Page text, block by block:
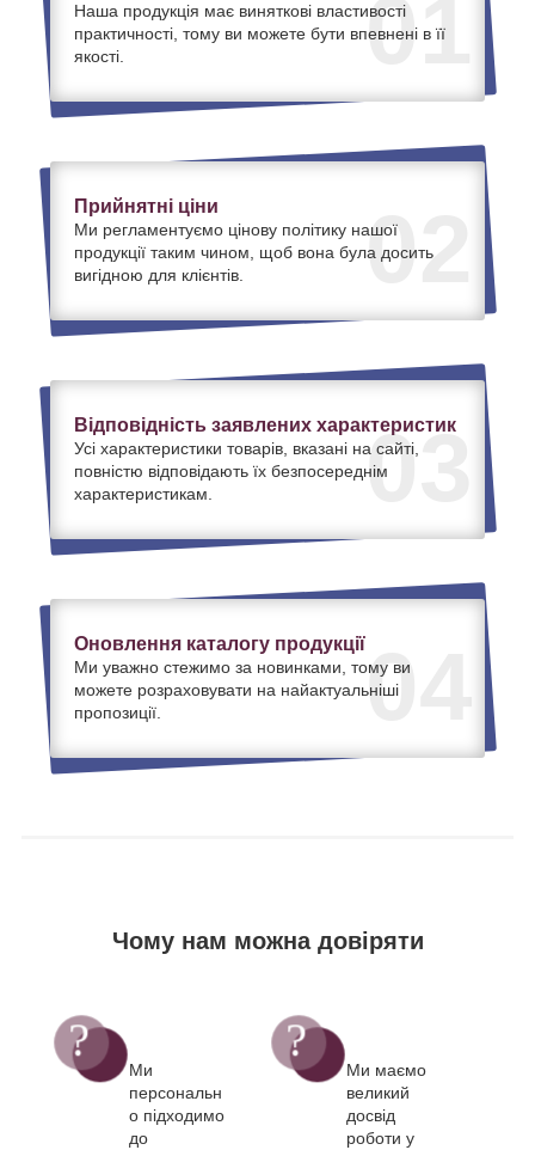
01
Наша продукція має виняткові властивості
практичності, тому ви можете бути впевнені в її
якості.
02
Прийнятні ціни
Ми регламентуємо цінову політику нашої
продукції таким чином, щоб вона була досить
вигідною для клієнтів.
03
Відповідність заявлених характеристик
Усі характеристики товарів, вказані на сайті,
повністю відповідають їх безпосереднім
характеристикам.
04
Оновлення каталогу продукції
Ми уважно стежимо за новинками, тому ви
можете розраховувати на найактуальніші
пропозиції.
Чому нам можна довіряти
Ми
персональн
о підходимо
до
Ми маємо
великий
досвід
роботи у